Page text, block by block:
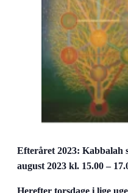
Efteråret 2023: Kabbalah
august 2023 kl. 15.00 –